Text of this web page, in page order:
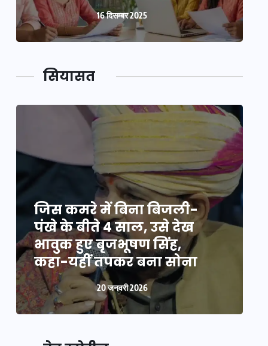
16 दिसम्बर 2025
सियासत
जिस कमरे में बिना बिजली-
पंखे के बीते 4 साल, उसे देख
भावुक हुए बृजभूषण सिंह,
कहा-यहीं तपकर बना सोना
20 जनवरी 2026